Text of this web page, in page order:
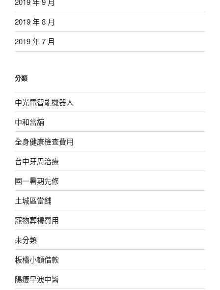
2019 年 8 月
2019 年 7 月
分類
中光電智能機器人
中和當舖
全身健康檢查費用
台中牙周治療
國一暑期先修
土城區當舖
寵物葬禮費用
未分類
板橋小額借款
陽痿早洩中醫